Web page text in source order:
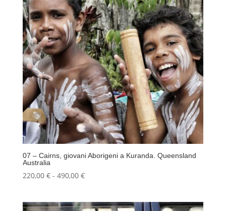
490,00 €
07 – Cairns, giovani Aborigeni a Kuranda. Queensland
Australia
220,00 € - 490,00 €Fascia